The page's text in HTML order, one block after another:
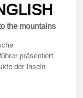
the mountains
präsentiert
der Inseln